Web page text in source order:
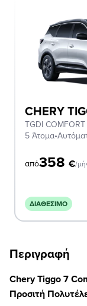
CHERY
TGDI
5 Άτομα•
από358 €/
ΔΙΑΘΈΣΙΜΟ
Περιγραφή
Chery Tiggo 7
Προσιτή